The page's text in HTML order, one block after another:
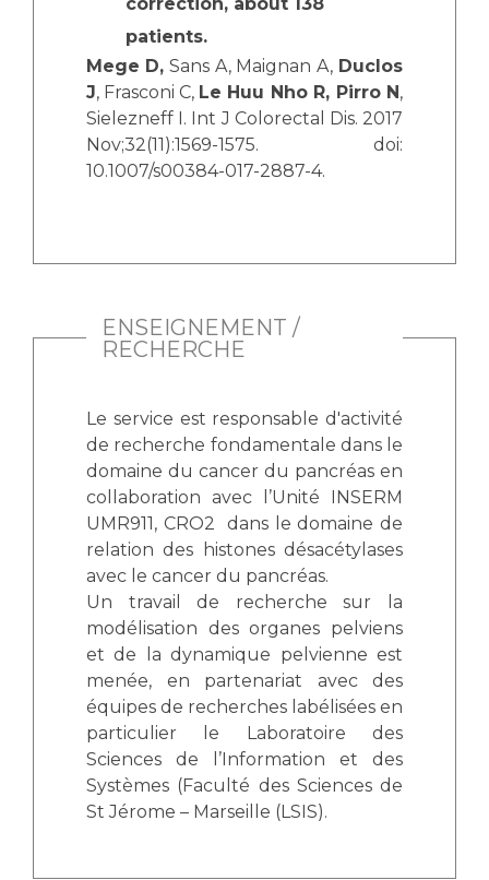
patients.
Mege D, Sans A, Maignan A, Duclos
J, Frasconi C, Le Huu Nho R, Pirro N,
Sielezneff I. Int J Colorectal Dis. 2017
Nov;32(11):1569-1575. doi:
10.1007/s00384-017-2887-4.
ENSEIGNEMENT /
RECHERCHE
Le service est responsable d'activité
de recherche fondamentale dans le
domaine du cancer du pancréas en
collaboration avec l’Unité INSERM
UMR911, CRO2 dans le domaine de
relation des histones désacétylases
avec le cancer du pancréas.
Un travail de recherche sur la
modélisation des organes pelviens
et de la dynamique pelvienne est
menée, en partenariat avec des
équipes de recherches labélisées en
particulier le Laboratoire des
Sciences de l’Information et des
Systèmes (Faculté des Sciences de
St Jérome – Marseille (LSIS).